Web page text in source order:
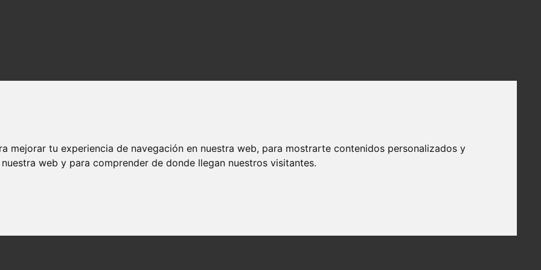
mejorar tu experiencia de navegación en nuestra web, para mostrarte contenidos personalizados y
web y para comprender de donde llegan nuestros visitantes.